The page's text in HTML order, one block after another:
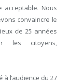
Nous
convaincre le
de 25 années
les citoyens,
à l’audience du 27